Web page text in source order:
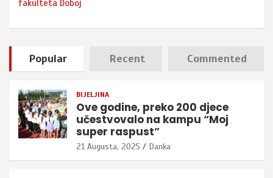
fakulteta Doboj
Popular Recent Commented
BIJELJINA
Ove godine, preko 200 djece
učestvovalo na kampu “Moj
super raspust”
21 Augusta, 2025 Danka